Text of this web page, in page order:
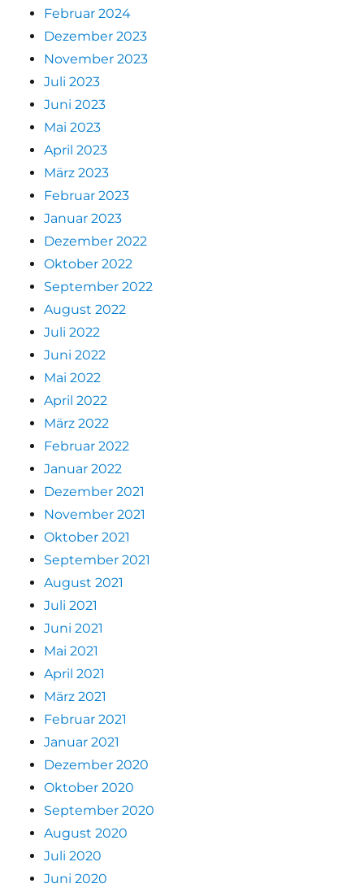
Februar 2024
Dezember 2023
November 2023
Juli 2023
Juni 2023
Mai 2023
April 2023
März 2023
Februar 2023
Januar 2023
Dezember 2022
Oktober 2022
September 2022
August 2022
Juli 2022
Juni 2022
Mai 2022
April 2022
März 2022
Februar 2022
Januar 2022
Dezember 2021
November 2021
Oktober 2021
September 2021
August 2021
Juli 2021
Juni 2021
Mai 2021
April 2021
März 2021
Februar 2021
Januar 2021
Dezember 2020
Oktober 2020
September 2020
August 2020
Juli 2020
Juni 2020